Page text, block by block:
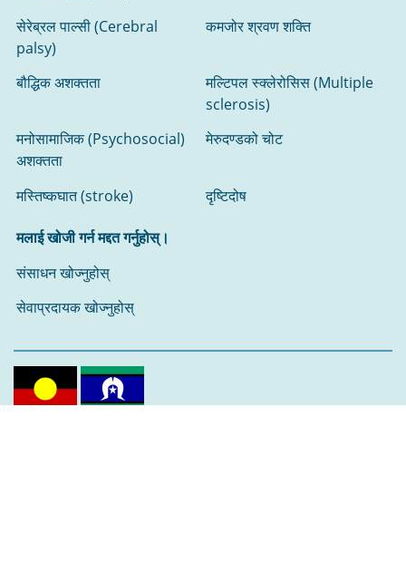
सेरेब्रल पाल्सी (Cerebral
palsy)
कमजोर श्रवण शक्ति
बौद्धिक अशक्तता
मल्टिपल स्क्लेरोसिस (Multiple
sclerosis)
मनोसामाजिक (Psychosocial)
अशक्तता
मेरुदण्डको चोट
मस्तिष्कघात (stroke) दृष्टिदोष
मलाई खोजी गर्न मद्दत गर्नुहोस्।
संसाधन खोज्नुहोस्‌
सेवाप्रदायक खोज्नुहोस्‌